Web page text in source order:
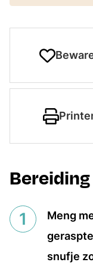
Bereiding
Meng
snufje